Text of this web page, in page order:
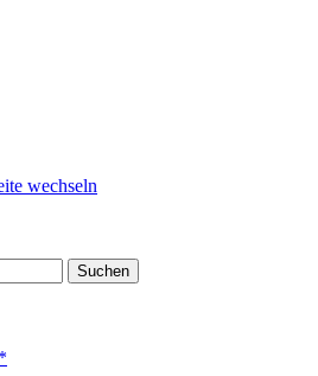
Suchen